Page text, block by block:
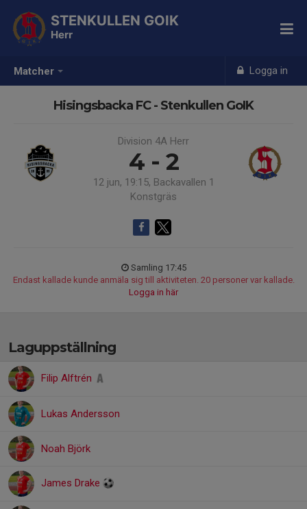
Matcher Logga in
STENKULLEN GOIK
Herr
Hisingsbacka FC - Stenkullen GoIK
Division 4A Herr
4 - 2
12 jun, 19:15, Backavallen 1
Konstgräs
Samling 17:45
Endast kallade kunde anmäla sig till aktiviteten. 20 personer var kallade.
Logga in här
Laguppställning
Filip Alftrén
Lukas Andersson
Noah Björk
James Drake